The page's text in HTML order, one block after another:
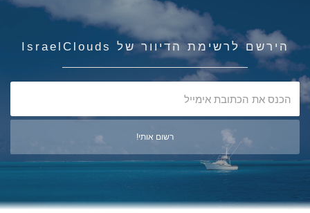
הירשם לרשימת הדיוור של IsraelClouds